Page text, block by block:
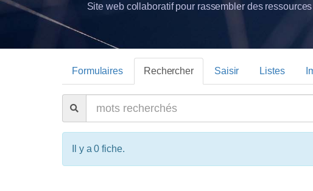
Site web collaboratif pour rassembler des
Formulaires Rechercher Saisir Listes
Il y a 0 fiche.